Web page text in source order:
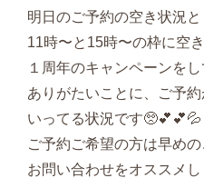
明日のご予約の空き状況と
11時〜と15時〜の枠に空き
１周年のキャンペーンを
ありがたいことに、ご予
いってる状況です🥺💕💕💦
ご予約ご希望の方は早めの
お問い合わせをオススメ